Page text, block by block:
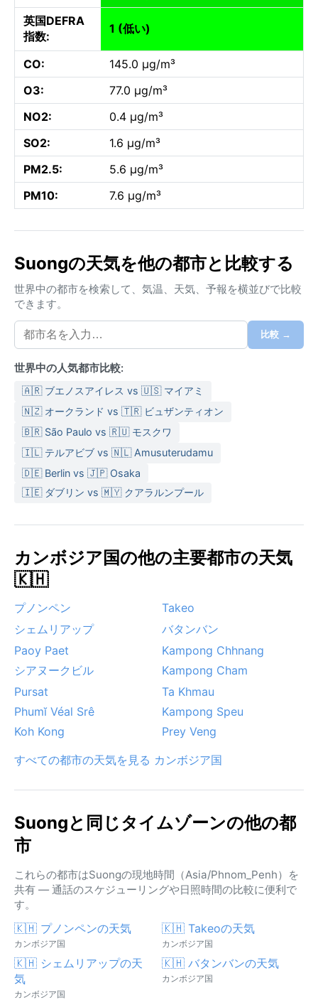
英国DEFRA
指数:
1 (低い)
CO:
145.0 µg/m³
O3:
77.0 µg/m³
NO2:
0.4 µg/m³
SO2:
1.6 µg/m³
PM2.5:
5.6 µg/m³
PM10:
7.6 µg/m³
Suongの天気を他の都市と比較する
世界中の都市を検索して、気温、天気、予報を横並びで比較
できます。
比較 →
世界中の人気都市比較:
🇦🇷 ブエノスアイレス vs 🇺🇸 マイアミ
🇳🇿 オークランド vs 🇹🇷 ビュザンティオン
🇧🇷 São Paulo vs 🇷🇺 モスクワ
🇮🇱 テルアビブ vs 🇳🇱 Amusuterudamu
🇩🇪 Berlin vs 🇯🇵 Osaka
🇮🇪 ダブリン vs 🇲🇾 クアラルンプール
カンボジア国の他の主要都市の天気
🇰🇭
プノンペン
Takeo
シェムリアップ
バタンバン
Paoy Paet
Kampong Chhnang
シアヌークビル
Kampong Cham
Pursat
Ta Khmau
Phumĭ Véal Srê
Kampong Speu
Koh Kong
Prey Veng
すべての都市の天気を見る カンボジア国
Suongと同じタイムゾーンの他の都
市
これらの都市はSuongの現地時間（Asia/Phnom_Penh）を
共有 — 通話のスケジューリングや日照時間の比較に便利で
す。
🇰🇭 プノンペンの天気
カンボジア国
🇰🇭 Takeoの天気
カンボジア国
🇰🇭 シェムリアップの天
気
カンボジア国
🇰🇭 バタンバンの天気
カンボジア国